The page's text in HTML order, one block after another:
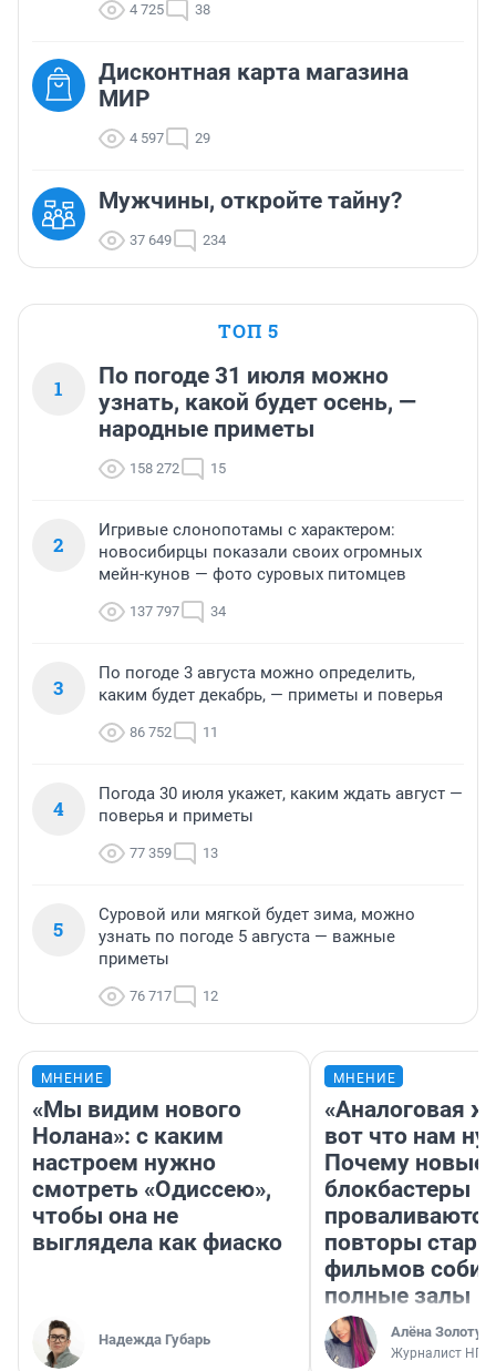
4 725 38
Дисконтная карта магазина
МИР
4 597 29
Мужчины, откройте тайну?
37 649 234
ТОП 5
1
По погоде 31 июля можно
узнать, какой будет осень, —
народные приметы
158 272 15
2
Игривые слонопотамы с характером:
новосибирцы показали своих огромных
мейн-кунов — фото суровых питомцев
137 797 34
3
По погоде 3 августа можно определить,
каким будет декабрь, — приметы и поверья
86 752 11
4
Погода 30 июля укажет, каким ждать август —
поверья и приметы
77 359 13
5
Суровой или мягкой будет зима, можно
узнать по погоде 5 августа — важные
приметы
76 717 12
МНЕНИЕ
«Мы видим нового
Нолана»: с каким
настроем нужно
смотреть «Одиссею»,
чтобы она не
выглядела как фиаско
Надежда Губарь
МНЕНИЕ
«Аналоговая
вот что нам
Почему новые
блокбастеры
повторы
фильмов
полные залы
Алёна
Журналист НГС